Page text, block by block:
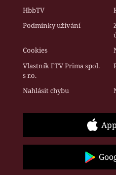
HbbTV
Podmínky užívání
Cookies
Vlastník FTV Prima spol.
s r.o.
Nahlásit chybu